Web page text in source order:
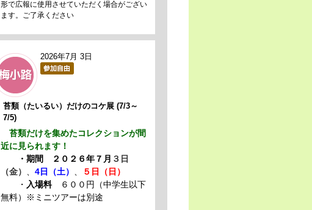
形で広報に使用させていただく場合がござい
ます。ご了承ください
2026年7月 3日
苔類（たいるい）だけのコケ展 (7/3～
7/5)
苔類だけを集めたコレクションが間
近に見られます！
・期間
２０２６年７月 ３日
（金）
4日（土）
５日（日）
・ 入場料６００円（中学生以下
無料）※ミニツアーは別途